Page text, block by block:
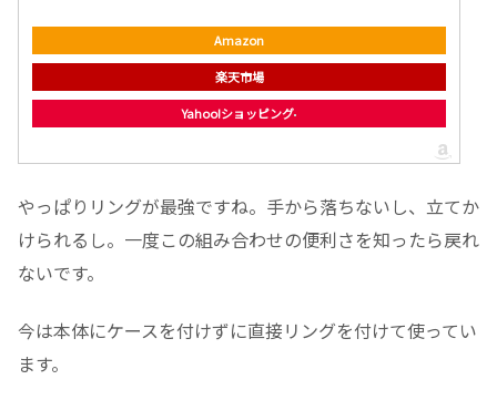
Amazon
楽天市場
Yahoo!ショッピング
やっぱりリングが最強ですね。手から落ちないし、立てか
けられるし。一度この組み合わせの便利さを知ったら戻れ
ないです。
今は本体にケースを付けずに直接リングを付けて使ってい
ます。